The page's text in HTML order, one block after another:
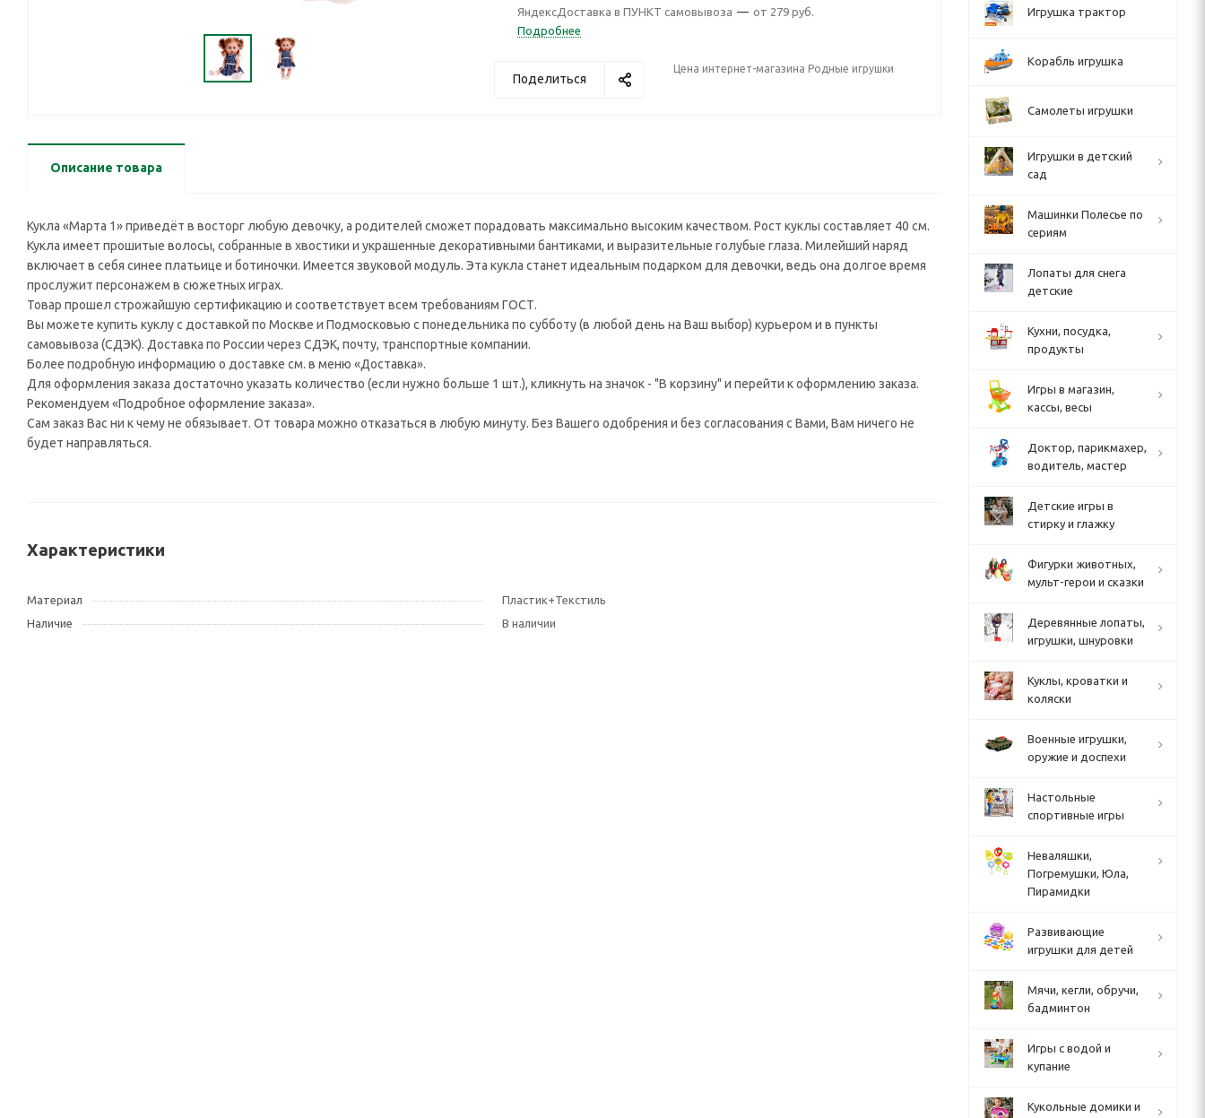
ЯндексДоставка в ПУНКТ самовывоза — от 279 руб.
Подробнее
Поделиться
Цена интернет-магазина Родные игрушки
Описание товара
Кукла «Марта 1» приведёт в восторг любую девочку, а родителей сможет порадовать максимально высоким качеством. Рост куклы составляет 40 см.
Кукла имеет прошитые волосы, собранные в хвостики и украшенные декоративными бантиками, и выразительные голубые глаза. Милейший наряд
включает в себя синее платьице и ботиночки. Имеется звуковой модуль. Эта кукла станет идеальным подарком для девочки, ведь она долгое время
прослужит персонажем в сюжетных играх.
Товар прошел строжайшую сертификацию и соответствует всем требованиям ГОСТ.
Вы можете купить куклу с доставкой по Москве и Подмосковью с понедельника по субботу (в любой день на Ваш выбор) курьером и в пункты
самовывоза (СДЭК). Доставка по России через СДЭК, почту, транспортные компании.
Более подробную информацию о доставке см. в меню «Доставка».
Для оформления заказа достаточно указать количество (если нужно больше 1 шт.), кликнуть на значок - "В корзину" и перейти к оформлению заказа.
Рекомендуем «Подробное оформление заказа».
Сам заказ Вас ни к чему не обязывает. От товара можно отказаться в любую минуту. Без Вашего одобрения и без согласования с Вами, Вам ничего не
будет направляться.
Характеристики
Материал
Пластик+Текстиль
Наличие
В наличии
Игрушка трактор
Корабль игрушка
Самолеты игрушки
Игрушки в детский
сад
Машинки Полесье по
сериям
Лопаты для снега
детские
Кухни, посудка,
продукты
Игры в магазин,
кассы, весы
Доктор, парикмахер,
водитель, мастер
Детские игры в
стирку и глажку
Фигурки животных,
мульт-герои и сказки
Деревянные лопаты,
игрушки, шнуровки
Куклы, кроватки и
коляски
Военные игрушки,
оружие и доспехи
Настольные
спортивные игры
Неваляшки,
Погремушки, Юла,
Пирамидки
Развивающие
игрушки для детей
Мячи, кегли, обручи,
бадминтон
Игры с водой и
купание
Кукольные домики и